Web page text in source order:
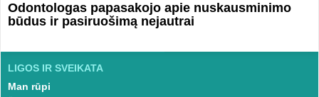
Odontologas papasakojo apie nuskausminimo
būdus ir pasiruošimą nejautrai
LIGOS IR SVEIKATA
Man rūpi